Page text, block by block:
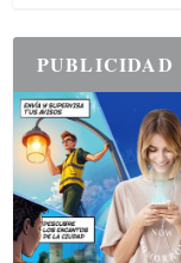
PUBLICIDAD